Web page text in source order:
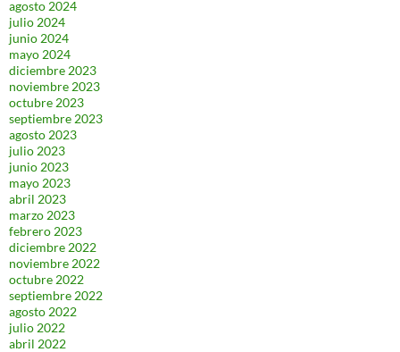
agosto 2024
julio 2024
junio 2024
mayo 2024
diciembre 2023
noviembre 2023
octubre 2023
septiembre 2023
agosto 2023
julio 2023
junio 2023
mayo 2023
abril 2023
marzo 2023
febrero 2023
diciembre 2022
noviembre 2022
octubre 2022
septiembre 2022
agosto 2022
julio 2022
abril 2022